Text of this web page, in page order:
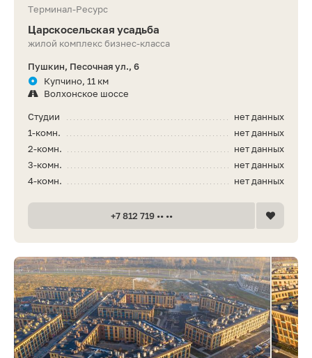
Терминал-Ресурс
Царскосельская усадьба
жилой комплекс бизнес-класса
Пушкин, Песочная ул., 6
Купчино, 11 км
Волхонское шоссе
нет данных
Студии
нет данных
1-комн.
нет данных
2-комн.
нет данных
3-комн.
нет данных
4-комн.
+7 812 719 •• ••